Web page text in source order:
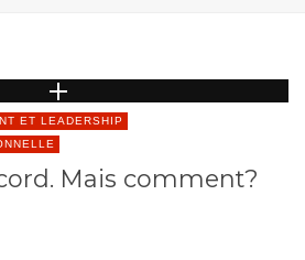
ET LEADERSHIP
Mais comment?